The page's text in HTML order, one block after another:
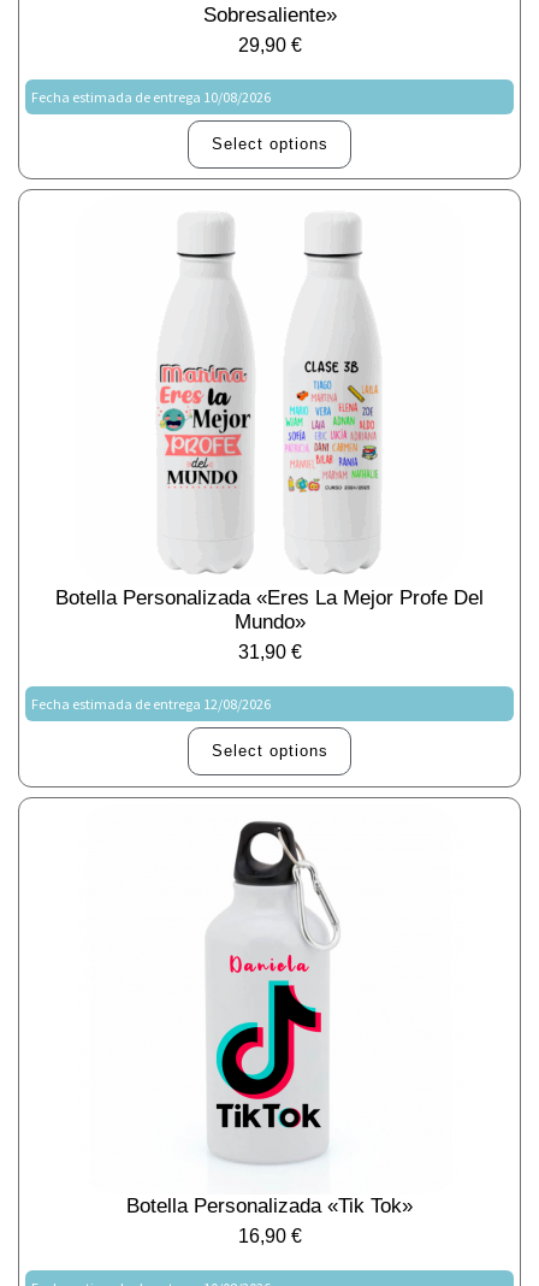
Sobresaliente»
29,90 €
Fecha estimada de entrega 10/08/2026
Select options
Botella Personalizada «Eres La Mejor Profe Del
Mundo»
31,90 €
Fecha estimada de entrega 12/08/2026
Select options
Botella Personalizada «Tik Tok»
16,90 €